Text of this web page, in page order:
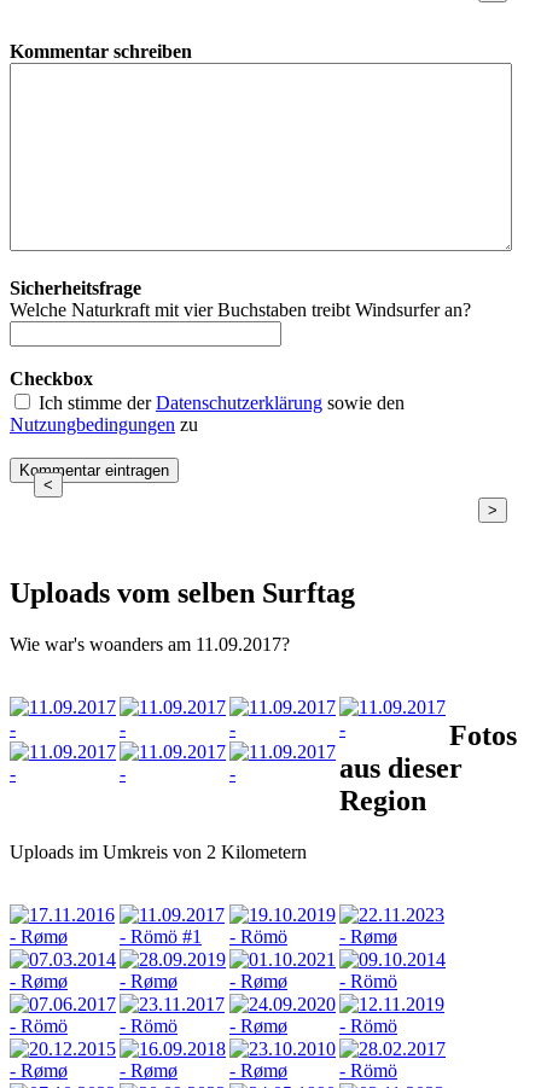
Kommentar schreiben
Sicherheitsfrage
Welche Naturkraft mit vier Buchstaben treibt Windsurfer an?
Checkbox
Ich stimme derDatenschutzerklärung sowie den
Nutzungbedingungen zu
<
>
Uploads vom selben Surftag
Wie war's woanders am 11.09.2017?
Fotos
aus dieser
Region
Uploads im Umkreis von 2 Kilometern